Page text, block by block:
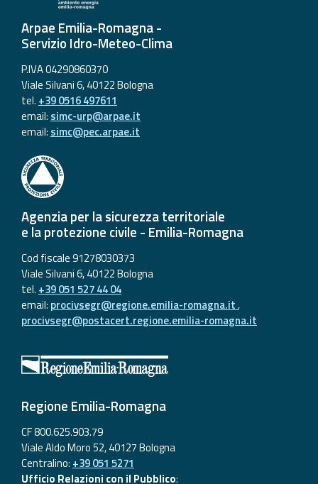
Guida per gli
sviluppatori
Allerta
Meteo
Emilia-
Romagna
Arpae Emilia-Romagna -
Servizio Idro-Meteo-Clima
P.IVA 04290860370
Viale Silvani 6, 40122 Bologna
tel. +39 0516 497611
email: simc-urp@arpae.it
email: simc@pec.arpae.it
Agenzia per la sicurezza territoriale
e la protezione civile - Emilia-Romagna
Cod fiscale 91278030373
Viale Silvani 6, 40122 Bologna
tel. +39 051 527 44 04
email: procivsegr@regione.emilia-romagna.it,
procivsegr@postacert.regione.emilia-romagna.it
Regione Emilia-Romagna
CF 800.625.903.79
Viale Aldo Moro 52, 40127 Bologna
Centralino: +39 051 5271
Ufficio Relazioni con il Pubblico: